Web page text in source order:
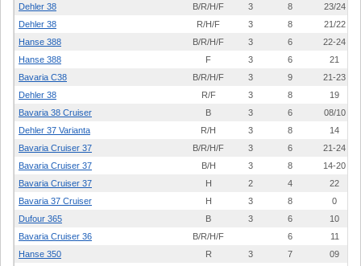
Dehler 38
B/R/H/F 3 8
23/24
Dehler 38
R/H/F 3 8
21/22
Hanse 388
B/R/H/F 3 6
22-24
Hanse 388
F 3 6
21
Bavaria C38
B/R/H/F 3 9
21-23
Dehler 38
R/F 3 8
19
Bavaria 38 Cruiser
B 3 6
08/10
Dehler 37 Varianta
R/H 3 8
14
Bavaria Cruiser 37
B/R/H/F 3 6
21-24
Bavaria Cruiser 37
B/H 3 8
14-20
Bavaria Cruiser 37
H 2 4
22
Bavaria 37 Cruiser
H 3 8
0
Dufour 365
B 3 6
10
Bavaria Cruiser 36
B/R/H/F 6
11
Hanse 350
R 3 7
09